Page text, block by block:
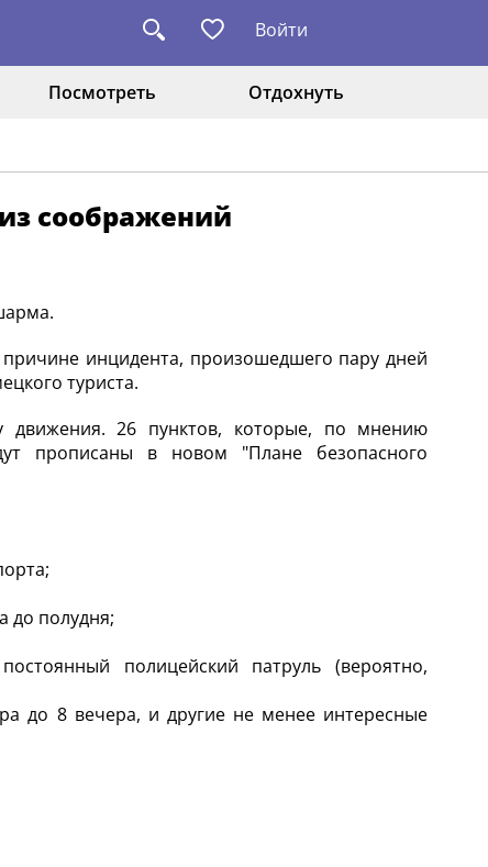
Войти
Посмотреть Отдохнуть
соображений
инцидента, произошедшего пару дней
туриста.
движения. 26 пунктов, которые, по мнению
прописаны в новом "Плане безопасного
до полудня;
полицейский патруль (вероятно,
до 8 вечера, и другие не менее интересные